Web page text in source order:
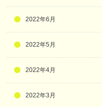
2022年6月
2022年5月
2022年4月
2022年3月